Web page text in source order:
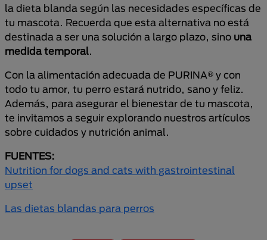
la dieta blanda según las necesidades específicas de
tu mascota. Recuerda que esta alternativa no está
destinada a ser una solución a largo plazo, sino una
medida temporal.
Con la alimentación adecuada de PURINA® y con
todo tu amor, tu perro estará nutrido, sano y feliz.
Además, para asegurar el bienestar de tu mascota,
te invitamos a seguir explorando nuestros artículos
sobre cuidados y nutrición animal.
FUENTES:
Nutrition for dogs and cats with gastrointestinal
upset
Las dietas blandas para perros